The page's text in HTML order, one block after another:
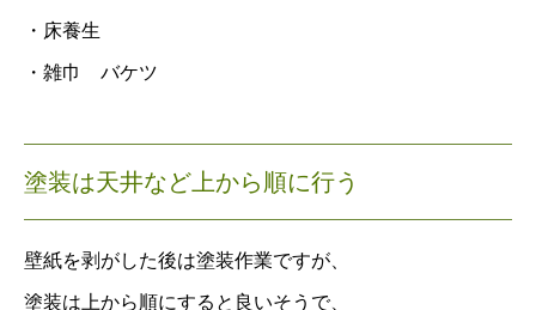
・床養生
・雑巾 バケツ
塗装は天井など上から順に行う
壁紙を剥がした後は塗装作業ですが、
塗装は上から順にすると良いそうで、